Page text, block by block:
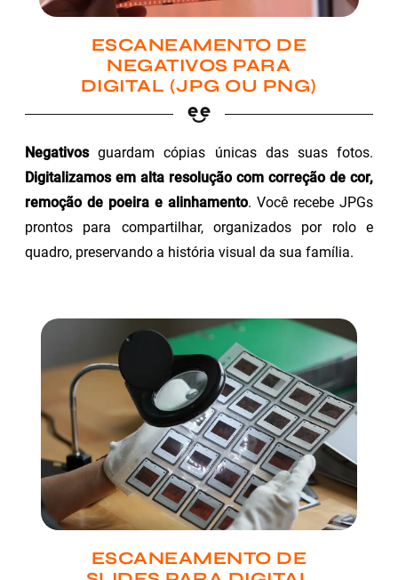
ESCANEAMENTO DE
NEGATIVOS PARA
DIGITAL (JPG OU PNG)
Negativosguardam cópias únicas das suas fotos.
Digitalizamos em alta resolução com correção de cor,
remoção de poeira e alinhamento. Você recebe JPGs
prontos para compartilhar, organizados por rolo e
quadro, preservando a história visual da sua família.
ESCANEAMENTO DE